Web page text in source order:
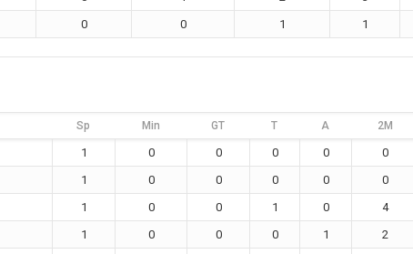
0 0 1 1
Sp Min GT T A 2M
1 0 0 0 0 0
1 0 0 0 0 0
1 0 0 1 0 4
1 0 0 0 1 2